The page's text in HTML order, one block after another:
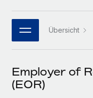
MCP
Integrationen
DIENSTLEISTUNGEN
Strategische
Flexible
Plattform
Entdecke die
Remote Build
Bibliothek für
Webinare
Events
Newsroom
Informationen zu
한국어
中文（简体）Übersicht
Employer of
(EOR)